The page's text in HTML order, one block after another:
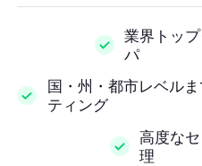
業界トッ
パ
国・州・都市レベル
ティング
高度な
理